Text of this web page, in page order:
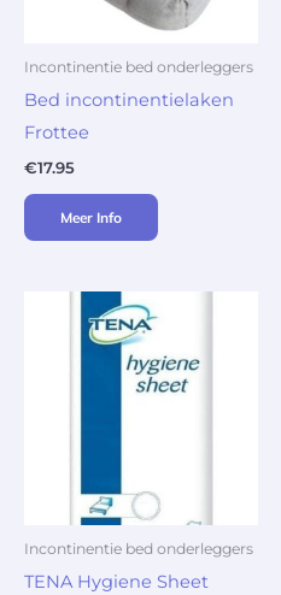
Incontinentie bed onderleggers
Bed incontinentielaken
Frottee
€17.95
Meer Info
Incontinentie bed onderleggers
TENA Hygiene Sheet